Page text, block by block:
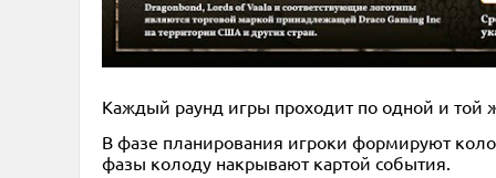
Каждый раунд игры проходит по одной и той
В фазе планирования игроки формируют
фазы колоду накрывают картой события.